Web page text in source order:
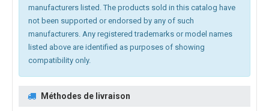
manufacturers listed. The products sold in this catalog have
not been supported or endorsed by any of such
manufacturers. Any registered trademarks or model names
listed above are identified as purposes of showing
compatibility only.
Méthodes de livraison